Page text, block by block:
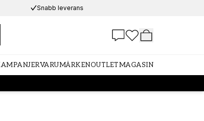
Snabb leverans
VARUMÄRKENOUTLETMAGASIN